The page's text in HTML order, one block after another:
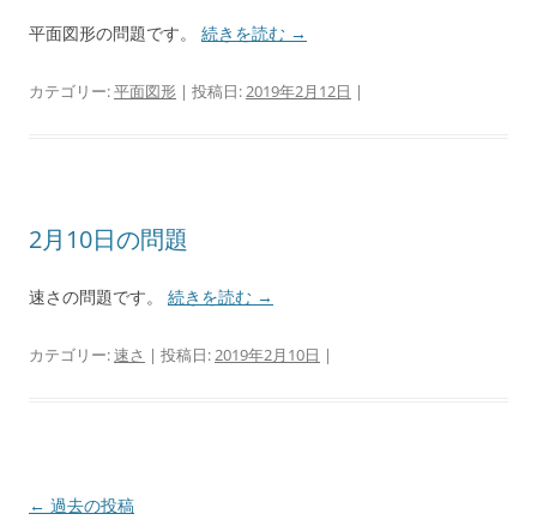
平面図形の問題です。 続きを読む →
カテゴリー:平面図形 | 投稿日:2019年2月12日 |
2月10日の問題
速さの問題です。 続きを読む →
カテゴリー:速さ | 投稿日:2019年2月10日 |
投
← 過去の投稿